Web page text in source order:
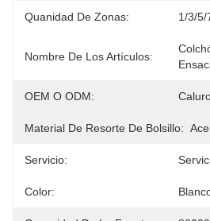
Quanidad De Zonas: 1/3/5/
Nombre De Los Artículos:
OEM O ODM:
Material De Resorte De Bolsillo:
Servicio:
Color: